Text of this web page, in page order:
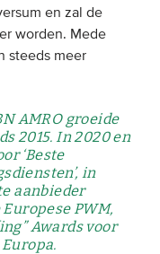
en zal de
worden. Mede
steeds meer
AMRO groeide
2015. In 2020 en
‘Beste
in
aanbieder
PWM,
Awards voor